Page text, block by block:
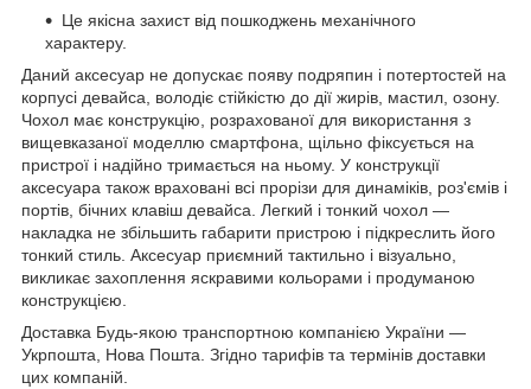
Це якісна захист від пошкоджень механічного
характеру.
Даний аксесуар не допускає появу подряпин і потертостей на
корпусі девайса, володіє стійкістю до дії жирів, мастил, озону.
Чохол має конструкцію, розрахованої для використання з
вищевказаної моделлю смартфона, щільно фіксується на
пристрої і надійно тримається на ньому. У конструкції
аксесуара також враховані всі прорізи для динаміків, роз'ємів і
портів, бічних клавіш девайса. Легкий і тонкий чохол ―
накладка не збільшить габарити пристрою і підкреслить його
тонкий стиль. Аксесуар приємний тактильно і візуально,
викликає захоплення яскравими кольорами і продуманою
конструкцією.
Доставка Будь-якою транспортною компанією України ―
Укрпошта, Нова Пошта. Згідно тарифів та термінів доставки
цих компаній.